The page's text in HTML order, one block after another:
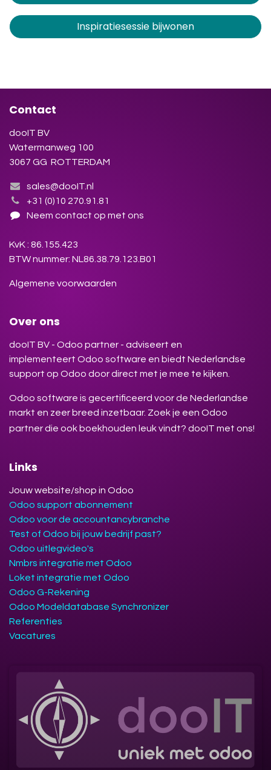
Inspiratiesessie bijwonen
Contact
dooIT BV
Watermanweg 100
3067 GG ROTTERDAM
sales@dooIT.nl
+31 (0)10 270.91.81
Neem contact op met ons
KvK : 86.155.423
BTW nummer: NL86.38.79.123.B01
Algemene voorwaarden
Over ons
dooIT BV - Odoo partner - adviseert en
implementeert Odoo software en biedt Nederlandse
support op Odoo door direct met je mee te kijken.
Odoo software is gecertificeerd voor de Nederlandse
markt en zeer breed inzetbaar. Zoek je een Odoo
partner die ook boekhouden leuk vindt? dooIT met ons!
Links
Jouw website/shop in Odoo
Odoo support abonnement
Odoo voor de accountancybranche
Test of Odoo bij jouw bedrijf past?
Odoo uitlegvideo's
Nmbrs integratie met Odoo
Loket integratie met Odoo
Odoo G-Rekening
Odoo Modeldatabase Synchronizer
Referenties
Vacatures